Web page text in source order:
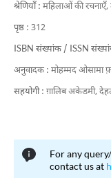
श्रेणियाँ : महिलाओं की रचनाएँ,
पृष्ठ : 312
ISBN संख्यांक / ISSN
अनुवादक : मोहम्मद ओसामा
सहयोगी : ग़ालिब अकेडमी,
For any
contact us at